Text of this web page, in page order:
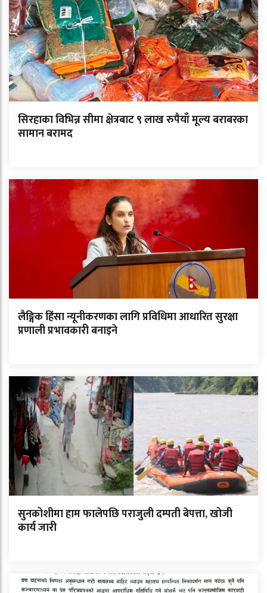
सिरहाका विभिन्न सीमा क्षेत्रबाट ९ लाख रुपैयाँ मूल्य बराबरका
सामान बरामद
लैङ्गिक हिंसा न्यूनीकरणका लागि प्रविधिमा आधारित सुरक्षा
प्रणाली प्रभावकारी बनाइने
सुनकोशीमा हाम फालेपछि पराजुली दम्पती बेपत्ता, खोजी
कार्य जारी